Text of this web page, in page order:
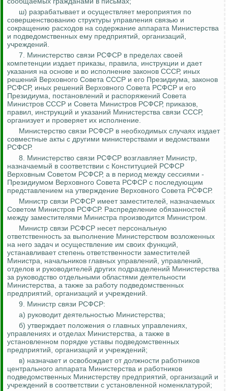
ш) разрабатывает и осуществляет мероприятия по
совершенствованию структуры управления связью и
сокращению расходов на содержание аппарата Министерства
и подведомственных ему предприятий, организаций,
учреждений.
7. Министерство связи РСФСР в пределах своей
компетенции издает приказы, правила, инструкции и дает
указания на основе и во исполнение законов СССР, иных
решений Верховного Совета СССР и его Президиума, законов
РСФСР, иных решений Верховного Совета РСФСР и его
Президиума, постановлений и распоряжений Совета
Министров СССР и Совета Министров РСФСР, приказов,
правил, инструкций и указаний Министерства связи СССР,
организует и проверяетих исполнение.
Министерство связи РСФСР в необходимых случаях издает
совместные акты с другими министерствами и ведомствами
РСФСР.
8. Министерство связи РСФСР возглавляет Министр,
назначаемый в соответствии с Конституцией РСФСР
Верховным Советом РСФСР, а в период между сессиями -
Президиумом Верховного Совета РСФСР с последующим
представлением на утверждение Верховного Совета РСФСР.
Министр связи РСФСР имеет заместителей, назначаемых
Советом Министров РСФСР. Распределение обязанностей
между заместителями Министра производится Министром.
Министр связи РСФСР несет персональную
ответственность за выполнение Министерством возложенных
на него задач и осуществление им своих функций,
устанавливает степень ответственности заместителей
Министра, начальников главных управлений, управлений,
отделов и руководителей других подразделений Министерства
за руководство отдельными областями деятельности
Министерства, а также за работу подведомственных
предприятий, организаций и учреждений.
9. Министр связи РСФСР:
а) руководит деятельностью Министерства;
б) утверждает положения о главных управлениях,
управлениях и отделах Министерства, а также в
установленном порядке уставы подведомственных
предприятий, организаций и учреждений;
в) назначает и освобождает от должности работников
центрального аппарата Министерства и работников
подведомственных Министерству предприятий, организаций и
учреждений в соответствии с установленной номенклатурой;